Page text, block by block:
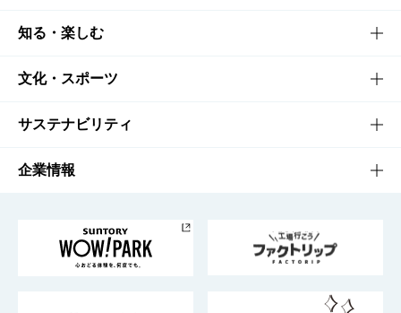
商品TOP
商品一覧
商品発売情報
栄養成分一覧
知る・楽しむ
知る・楽しむTOP
キャンペーン
工場見学
地域情報
文化・スポーツ
文化・スポーツTOP
サントリーホール
サントリーサンバーズ大阪
サステナビリティ
サステナビリティTOP
サントリーが考えるサステナビリティ経営
企業情報
企業概要